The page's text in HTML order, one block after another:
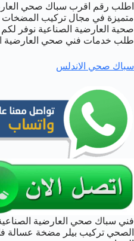
اطلب رقم اقرب سباك صحي
صحية العارضية الصناعية نوفر
طلب خدمات فني صحي العارضية
سباك صحي الاندلس
الصحي تركيب بيلر مضخة عسالة